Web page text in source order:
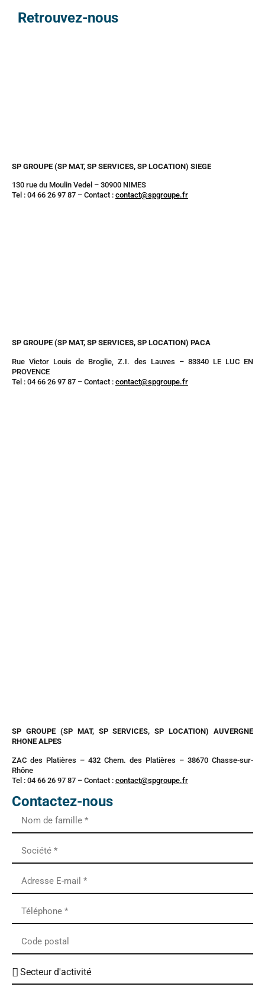
Retrouvez-nous
SP GROUPE (SP MAT, SP SERVICES, SP LOCATION) SIEGE
130 rue du Moulin Vedel – 30900 NIMES
Tel : 04 66 26 97 87 – Contact : contact@spgroupe.fr
SP GROUPE (SP MAT, SP SERVICES, SP LOCATION) PACA
Rue Victor Louis de Broglie, Z.I. des Lauves – 83340 LE LUC EN
PROVENCE
Tel : 04 66 26 97 87 – Contact : contact@spgroupe.fr
SP GROUPE (SP MAT, SP SERVICES, SP LOCATION) AUVERGNE
RHONE ALPES
ZAC des Platières – 432 Chem. des Platières – 38670 Chasse-sur-
Rhône
Tel : 04 66 26 97 87 – Contact : contact@spgroupe.fr
Contactez-nous